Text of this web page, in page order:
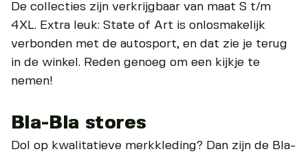
De collecties zijn verkrijgbaar van maat S t/m
4XL. Extra leuk: State of Art is onlosmakelijk
verbonden met de autosport, en dat zie je terug
in de winkel. Reden genoeg om een kijkje te
nemen!
Bla-Bla stores
Dol op kwalitatieve merkkleding? Dan zijn de Bla-